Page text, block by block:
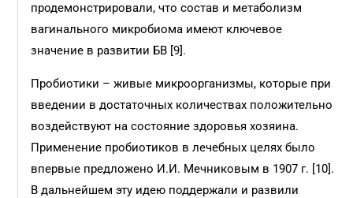
продемонст­рировали, что состав и метаболизм
вагинального микробиома имеют ключевое
значение в развитии БВ [9].
Пробиотики – живые микроорганизмы, которые при
введении в достаточных количествах положительно
воздействуют на состояние здоровья хозяина.
Применение пробиотиков в лечебных целях было
впервые предложено И.И. Мечниковым в 1907 г. [10].
В дальнейшем эту идею поддержали и развили